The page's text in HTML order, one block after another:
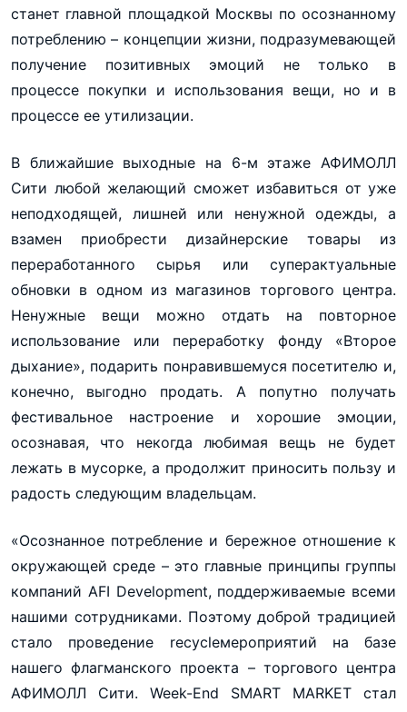
станет главной площадкой Москвы по осознанному
потреблению – концепции жизни, подразумевающей
получение позитивных эмоций не только в
процессе покупки и использования вещи, но и в
процессе ее утилизации.
В ближайшие выходные на 6-м этаже АФИМОЛЛ
Сити любой желающий сможет избавиться от уже
неподходящей, лишней или ненужной одежды, а
взамен приобрести дизайнерские товары из
переработанного сырья или суперактуальные
обновки в одном из магазинов торгового центра.
Ненужные вещи можно отдать на повторное
использование или переработку фонду «Второе
дыхание», подарить понравившемуся посетителю и,
конечно, выгодно продать. А попутно получать
фестивальное настроение и хорошие эмоции,
осознавая, что некогда любимая вещь не будет
лежать в мусорке, а продолжит приносить пользу и
радость следующим владельцам.
«Осознанное потребление и бережное отношение к
окружающей среде – это главные принципы группы
компаний AFI Development, поддерживаемые всеми
нашими сотрудниками. Поэтому доброй традицией
стало проведение recycleмероприятий на базе
нашего флагманского проекта – торгового центра
АФИМОЛЛ Сити. Week-End SMART MARKET стал